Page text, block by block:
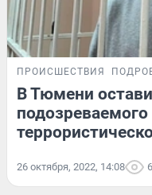
ПРОИСШЕСТВИЯ
В Тюмени
26 октября, 2022, 14:08